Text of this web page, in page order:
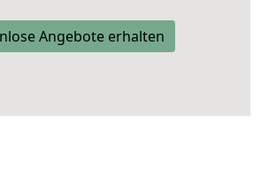
Angebote erhalten